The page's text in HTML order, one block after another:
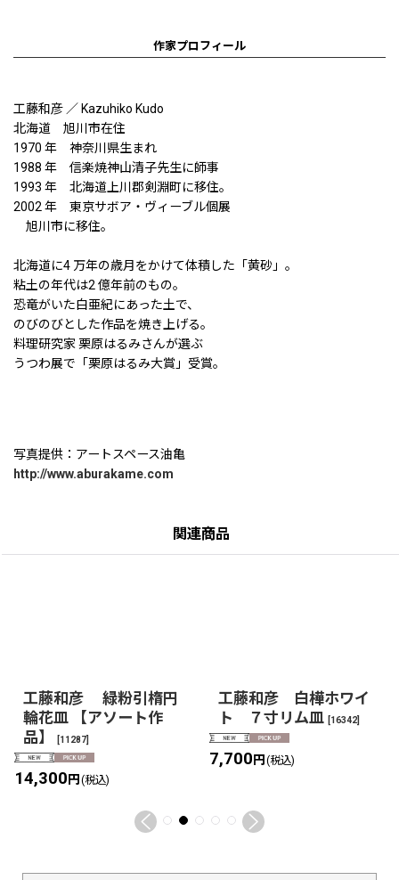
作家プロフィール
工藤和彦 ／ Kazuhiko Kudo
北海道 旭川市在住
1970 年 神奈川県生まれ
1988 年 信楽焼神山清子先生に師事
1993 年 北海道上川郡剣淵町に移住。
2002 年 東京サボア・ヴィーブル個展
旭川市に移住。
北海道に4 万年の歳月をかけて体積した「黄砂」。
粘土の年代は2 億年前のもの。
恐竜がいた白亜紀にあった土で、
のびのびとした作品を焼き上げる。
料理研究家 栗原はるみさんが選ぶ
うつわ展で「栗原はるみ大賞」受賞。
写真提供：アートスペース油亀
http://www.aburakame.com
関連商品
工藤和彦 緑粉引楕円
輪花皿 【アソート作
品】
[11287]
14,300円 (税込)
工藤和彦 白樺ホワイ
ト ７寸リム皿 [16342]
7,700円 (税込)